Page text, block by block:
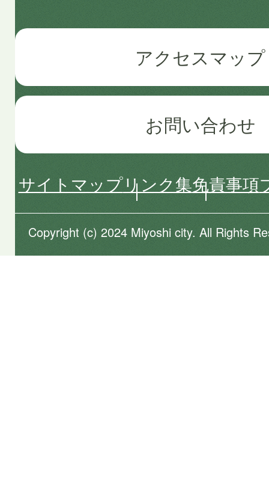
アクセスマップ
お問い合わせ
サイトマップリンク集免責事項
Copyright (c) 2024 Miyoshi city. All Rights